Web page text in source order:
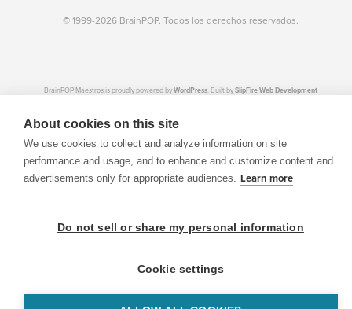
© 1999-2026 BrainPOP. Todos los derechos reservados.
BrainPOP Maestros is proudly powered byWordPress. Built bySlipFire Web Development
About cookies on this site
We use cookies to collect and analyze information on site
performance and usage, and to enhance and customize content and
advertisements only for appropriate audiences. Learn more
Do not sell or share my personal information
Cookie settings